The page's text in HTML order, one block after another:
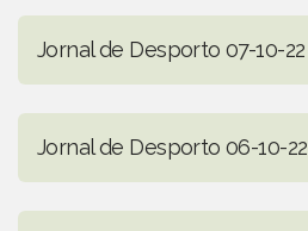
Jornal de Desporto 07-10-22
Jornal de Desporto 06-10-22